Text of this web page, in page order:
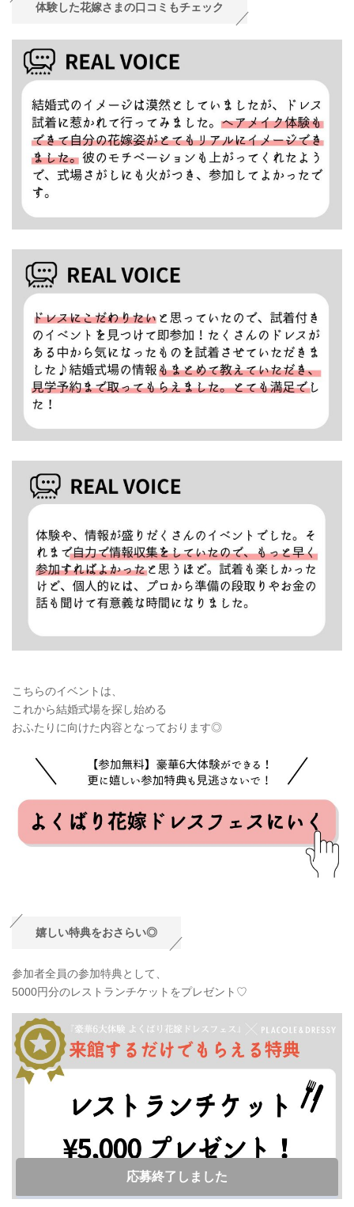
体験した花嫁さまの口コミもチェック
こちらのイベントは、
これから結婚式場を探し始める
おふたりに向けた内容となっております◎
嬉しい特典をおさらい◎
参加者全員の参加特典として、
5000円分のレストランチケットをプレゼント♡
応募終了しました